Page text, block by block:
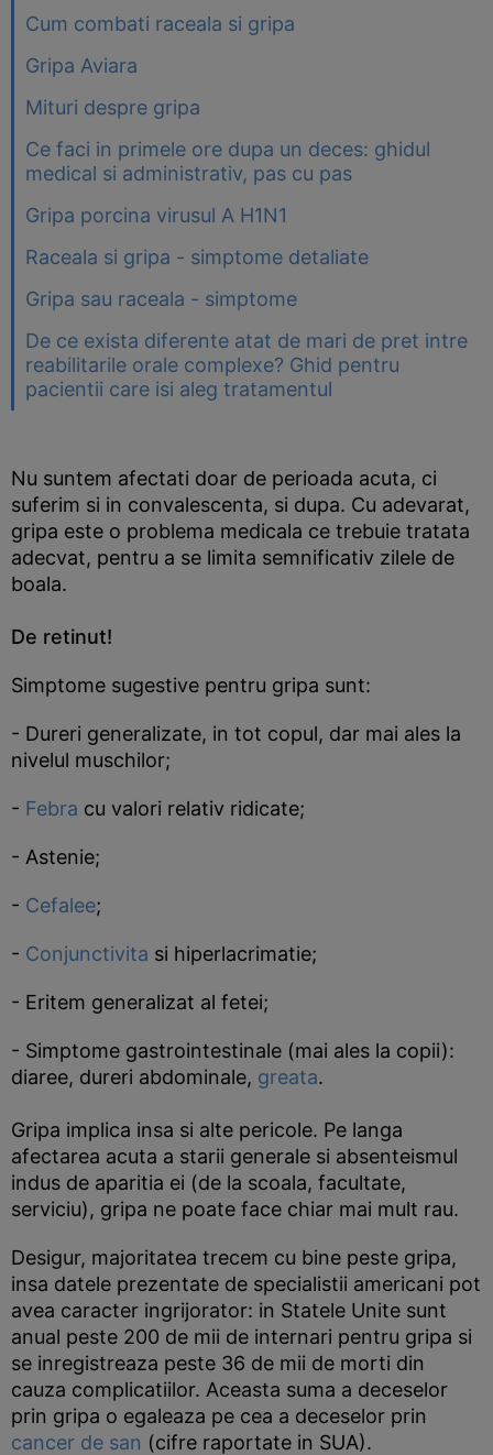
Cum combati raceala si gripa
Gripa Aviara
Mituri despre gripa
Ce faci in primele ore dupa un deces: ghidul
medical si administrativ, pas cu pas
Gripa porcina virusul A H1N1
Raceala si gripa - simptome detaliate
Gripa sau raceala - simptome
De ce exista diferente atat de mari de pret intre
reabilitarile orale complexe? Ghid pentru
pacientii care isi aleg tratamentul
Nu suntem afectati doar de perioada acuta, ci
suferim si in convalescenta, si dupa. Cu adevarat,
gripa este o problema medicala ce trebuie tratata
adecvat, pentru a se limita semnificativ zilele de
boala.
De retinut!
Simptome sugestive pentru gripa sunt:
- Dureri generalizate, in tot copul, dar mai ales la
nivelul muschilor;
- Febra cu valori relativ ridicate;
- Astenie;
- Cefalee;
- Conjunctivita si hiperlacrimatie;
- Eritem generalizat al fetei;
- Simptome gastrointestinale (mai ales la copii):
diaree, dureri abdominale, greata.
Gripa implica insa si alte pericole. Pe langa
afectarea acuta a starii generale si absenteismul
indus de aparitia ei (de la scoala, facultate,
serviciu), gripa ne poate face chiar mai mult rau.
Desigur, majoritatea trecem cu bine peste gripa,
insa datele prezentate de specialistii americani pot
avea caracter ingrijorator: in Statele Unite sunt
anual peste 200 de mii de internari pentru gripa si
se inregistreaza peste 36 de mii de morti din
cauza complicatiilor. Aceasta suma a deceselor
prin gripa o egaleaza pe cea a deceselor prin
cancer de san (cifre raportate in SUA).